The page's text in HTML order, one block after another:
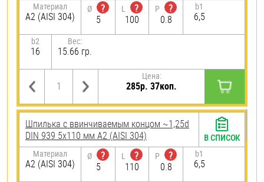
Материал
А2 (AISI 304)
Ø
?
5
L
?
100
P
?
0.8
b1
6,5
b2
16
Вес:
15.66 гр.
Цена:
285р. 37коп.
Шпилька c ввинчиваемым концом ~1,25d
DIN 939 5х110 мм А2 (AISI 304)
Материал
А2 (AISI 304)
Ø
?
5
L
?
110
P
?
0.8
b1
6,5
В СПИСОК